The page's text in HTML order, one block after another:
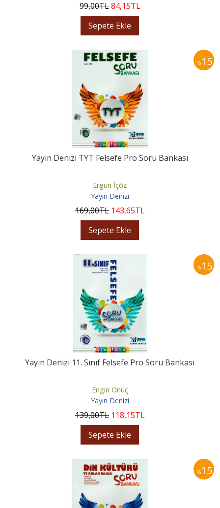
99,00TL84,15TL
Sepete Ekle
%15
Yayın Denizi TYT Felsefe Pro Soru Bankası
Ergün İçöz
Yayın Denizi
169,00TL 143,65TL
Sepete Ekle
%15
Yayın Denizi 11. Sınıf Felsefe Pro Soru Bankası
Engin Onüç
Yayın Denizi
139,00TL 118,15TL
Sepete Ekle
%15